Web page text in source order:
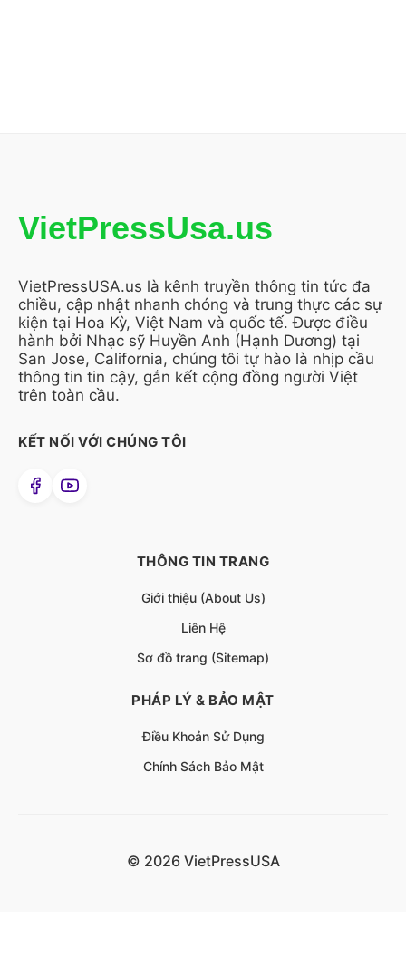
VietPressUsa.us
VietPressUSA.us là kênh truyền thông tin tức đa
chiều, cập nhật nhanh chóng và trung thực các sự
kiện tại Hoa Kỳ, Việt Nam và quốc tế. Được điều
hành bởi Nhạc sỹ Huyền Anh (Hạnh Dương) tại
San Jose, California, chúng tôi tự hào là nhịp cầu
thông tin tin cậy, gắn kết cộng đồng người Việt
trên toàn cầu.
KẾT NỐI VỚI CHÚNG TÔI
THÔNG TIN TRANG
Giới thiệu (About Us)
Liên Hệ
Sơ đồ trang (Sitemap)
PHÁP LÝ & BẢO MẬT
Điều Khoản Sử Dụng
Chính Sách Bảo Mật
© 2026 VietPressUSA